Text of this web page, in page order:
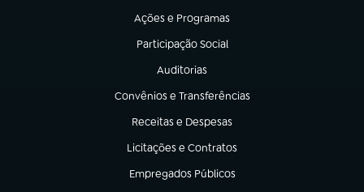
Ações e Programas
(abre em nova aba)
Participação Social
(abre em nova aba)
Auditorias
(abre em nova aba)
Convênios e Transferências
(abre em nova aba)
Receitas e Despesas
(abre em nova aba)
Licitações e Contratos
(abre em nova aba)
Empregados Públicos
(abre em nova aba)